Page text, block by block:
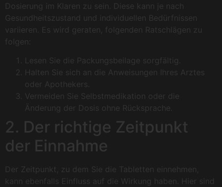
Dosierung im Klaren zu sein. Diese kann je nach
Gesundheitszustand und individuellen Bedürfnissen
variieren. Es wird geraten, folgenden Ratschlägen zu
folgen:
Lesen Sie die Packungsbeilage sorgfältig.
Halten Sie sich an die Anweisungen Ihres Arztes
oder Apothekers.
Vermeiden Sie Selbstmedikation oder die
Änderung der Dosis ohne Rücksprache.
2. Der richtige Zeitpunkt
der Einnahme
Der Zeitpunkt, zu dem Sie die Tabletten einnehmen,
kann ebenfalls Einfluss auf die Wirkung haben. Hier sind